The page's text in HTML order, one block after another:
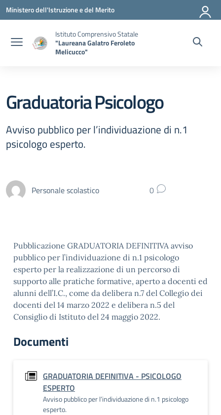
Vai ai contenuti
Vai al menu di navigazione
Vai al footer
Ministero dell'Istruzione e del Merito
Istituto Comprensivo Statale
"Laureana Galatro Feroleto
Melicucco"
Graduatoria Psicologo
Avviso pubblico per l’individuazione di n.1
psicologo esperto.
Personale scolastico 0
Pubblicazione GRADUATORIA DEFINITIVA avviso
pubblico per l’individuazione di n.1 psicologo
esperto per la realizzazione di un percorso di
supporto alle pratiche formative, aperto a docenti ed
alunni dell’I.C., come da delibera n.7 del Collegio dei
docenti del 14 marzo 2022 e delibera n.5 del
Consiglio di Istituto del 24 maggio 2022.
Documenti
GRADUATORIA DEFINITIVA - PSICOLOGO
ESPERTO
Avviso pubblico per l’individuazione di n.1 psicologo
esperto.